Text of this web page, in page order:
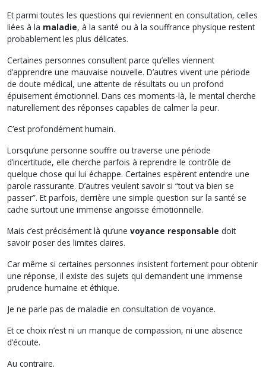
Et parmi toutes les questions qui reviennent en consultation, celles
liées à la maladie, à la santé ou à la souffrance physique restent
probablement les plus délicates.
Certaines personnes consultent parce qu’elles viennent
d’apprendre une mauvaise nouvelle. D’autres vivent une période
de doute médical, une attente de résultats ou un profond
épuisement émotionnel. Dans ces moments-là, le mental cherche
naturellement des réponses capables de calmer la peur.
C’est profondément humain.
Lorsqu’une personne souffre ou traverse une période
d’incertitude, elle cherche parfois à reprendre le contrôle de
quelque chose qui lui échappe. Certaines espèrent entendre une
parole rassurante. D’autres veulent savoir si “tout va bien se
passer”. Et parfois, derrière une simple question sur la santé se
cache surtout une immense angoisse émotionnelle.
Mais c’est précisément là qu’une voyance responsable doit
savoir poser des limites claires.
Car même si certaines personnes insistent fortement pour obtenir
une réponse, il existe des sujets qui demandent une immense
prudence humaine et éthique.
Je ne parle pas de maladie en consultation de voyance.
Et ce choix n’est ni un manque de compassion, ni une absence
d’écoute.
Au contraire.